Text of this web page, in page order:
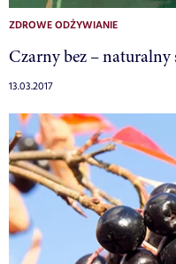
ZDROWE ODŻYWIANIE
Czarny bez – naturalny
13.03.2017